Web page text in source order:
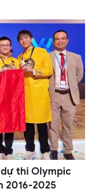
thi Olympic
2016-2025